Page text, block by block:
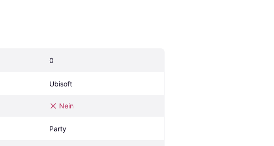
0
Ubisoft
Nein
Party